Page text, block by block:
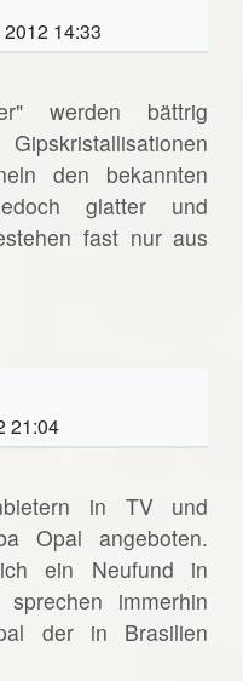
14:33
werden bättrig
den bekannten
glatter und
fast nur aus
21:04
in TV und
Opal angeboten.
ein Neufund in
immerhin
der in Brasilien